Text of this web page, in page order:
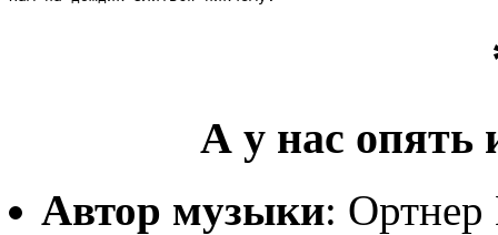
А у нас опять
Автор музыки: Ортнер